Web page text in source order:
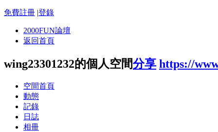
免費註冊 |登錄
2000FUN論壇
返回首頁
wing23301232的個人空間分享 https://
空間首頁
動態
記錄
日誌
相冊